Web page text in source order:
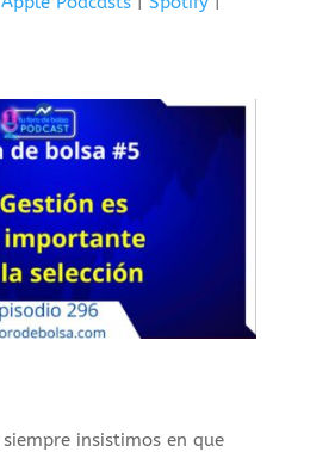
siempre insistimos en que